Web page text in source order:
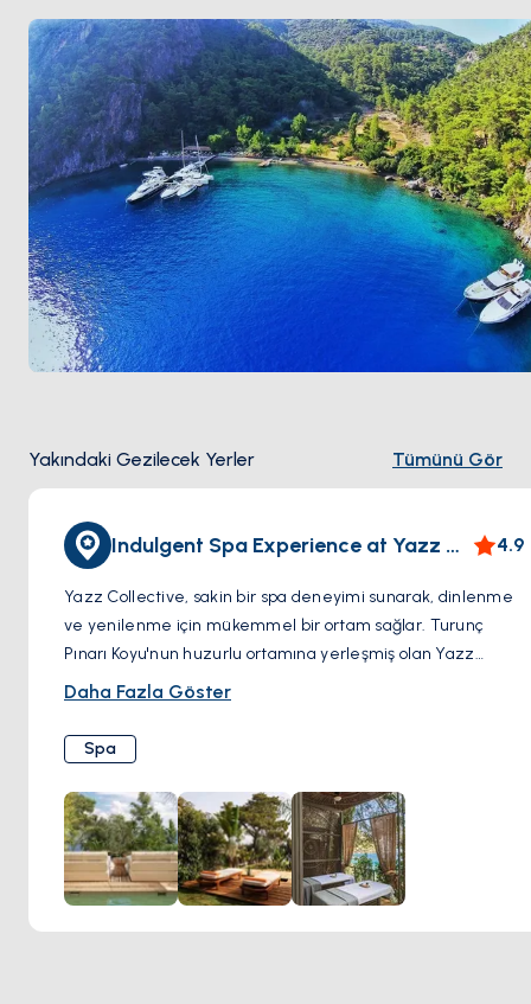
Yakındaki Gezilecek Yerler Tümünü Gör
Indulgent Spa Experience at Yazz Collective 4.9
Yazz Collective, sakin bir spa deneyimi sunarak, dinlenme
ve yenilenme için mükemmel bir ortam sağlar. Turunç
Pınarı Koyu'nun huzurlu ortamına yerleşmiş olan Yazz
Collective'deki spa, lüksü Fethiye'nin doğal güzelliğiyle
canlandırmak için ustaca tasarlanmış çeşitli vücut
tedavileri ve masajların keyfini çıkarabilirler. Bu huzur ve
dinginlikle dolu spa deneyimi, günlük yaşamın stresinden
kaçmak ve kendine bakım yapmak isteyenler için ideal bir
kaçış noktası haline getirir.
Daha Fazla Göster
Spa